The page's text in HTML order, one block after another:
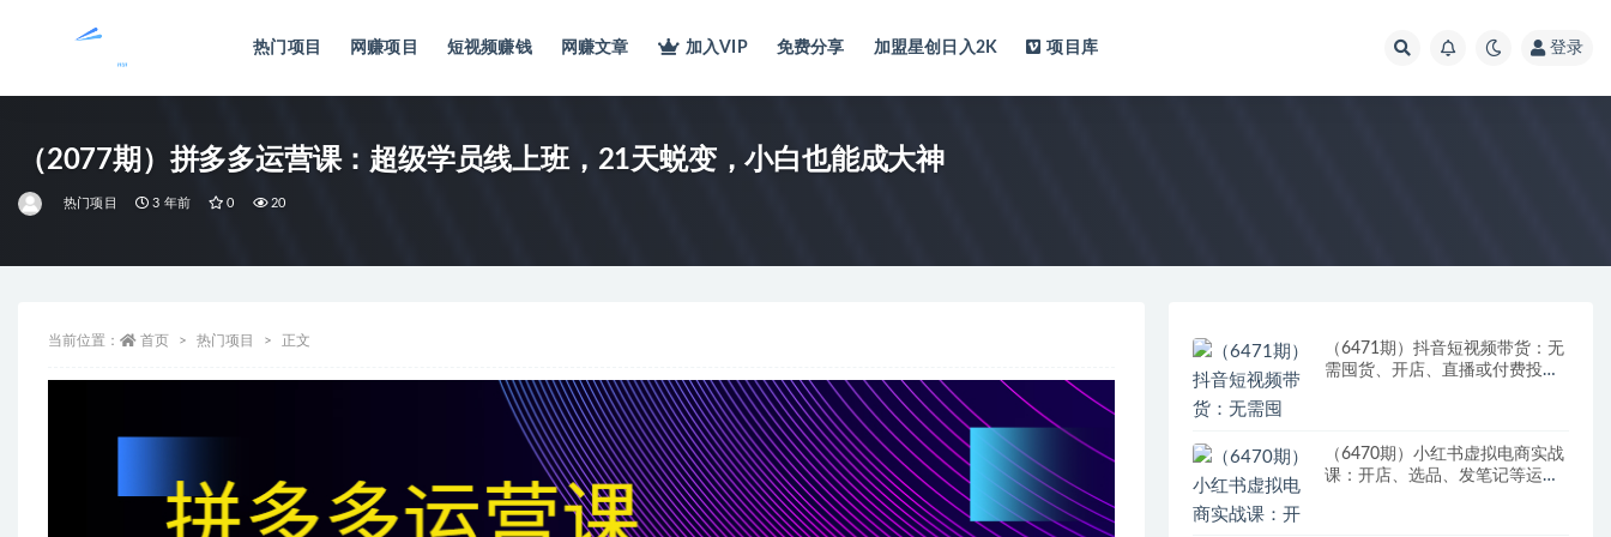
热门项目 网赚项目 短视频赚钱 网赚文章 加入VIP 免费分享 加盟星创日入2K 项目库 登录
（2077期）拼多多运营课：超级学员线上班，21天蜕变，小白也能成大神
热门项目 3 年前 0 20
当前位置： 首页 热门项目 正文
（6471期）抖音短视频带货：无
需囤货、开店、直播或付费投
（6470期）小红书虚拟电商实战
课：开店、选品、发笔记等运营